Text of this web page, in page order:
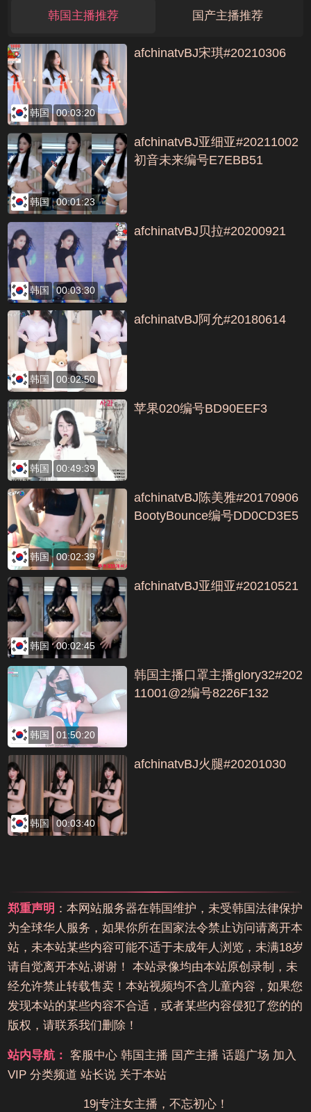
韩国主播推荐 国产主播推荐
韩国 00:03:20
afchinatvBJ宋琪#20210306
韩国 00:01:23
afchinatvBJ亚细亚#20211002
初音未来编号E7EBB51
韩国 00:03:30
afchinatvBJ贝拉#20200921
韩国 00:02:50
afchinatvBJ阿允#20180614
韩国 00:49:39
苹果020编号BD90EEF3
韩国 00:02:39
afchinatvBJ陈美雅#20170906
BootyBounce编号DD0CD3E5
韩国 00:02:45
afchinatvBJ亚细亚#20210521
韩国 01:50:20
韩国主播口罩主播glory32#202
11001@2编号8226F132
韩国 00:03:40
afchinatvBJ火腿#20201030
郑重声明 ：本网站服务器在韩国维护，未受韩国法律保护
为全球华人服务，如果你所在国家法令禁止访问请离开本
站，未本站某些内容可能不适于未成年人浏览，未满18岁
请自觉离开本站,谢谢！ 本站录像均由本站原创录制，未
经允许禁止转载售卖！本站视频均不含儿童内容，如果您
发现本站的某些内容不合适，或者某些内容侵犯了您的的
版权，请联系我们删除！
站内导航： 客服中心 韩国主播 国产主播 话题广场 加入
VIP 分类频道 站长说 关于本站
19j专注女主播，不忘初心！